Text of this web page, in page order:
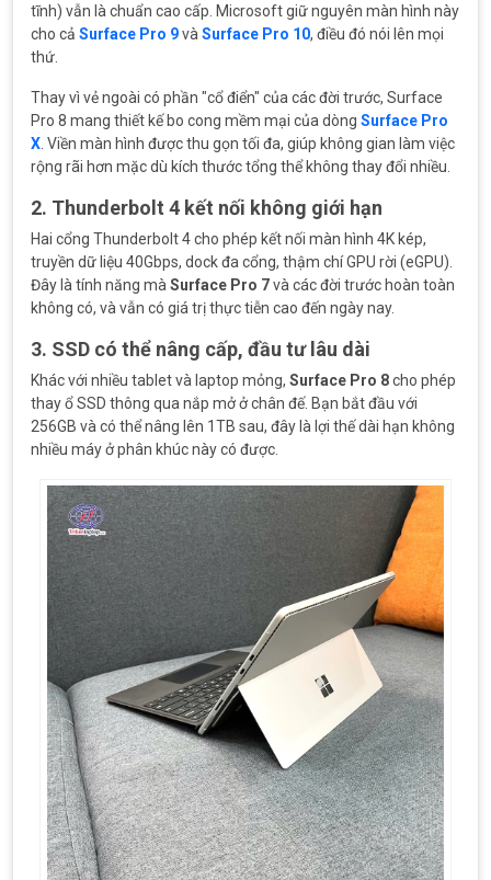
tĩnh) vẫn là chuẩn cao cấp. Microsoft giữ nguyên màn hình này
cho cả Surface Pro 9và Surface Pro 10, điều đó nói lên mọi
thứ.
Thay vì vẻ ngoài có phần "cổ điển" của các đời trước, Surface
Pro 8 mang thiết kế bo cong mềm mại của dòng Surface Pro
X . Viền màn hình được thu gọn tối đa, giúp không gian làm việc
rộng rãi hơn mặc dù kích thước tổng thể không thay đổi nhiều.
2. Thunderbolt 4 kết nối không giới hạn
Hai cổng Thunderbolt 4 cho phép kết nối màn hình 4K kép,
truyền dữ liệu 40Gbps, dock đa cổng, thậm chí GPU rời (eGPU).
Đây là tính năng mà Surface Pro 7và các đời trước hoàn toàn
không có, và vẫn có giá trị thực tiễn cao đến ngày nay.
3. SSD có thể nâng cấp, đầu tư lâu dài
Khác với nhiều tablet và laptop mỏng, Surface Pro 8cho phép
thay ổ SSD thông qua nắp mở ở chân đế. Bạn bắt đầu với
256GB và có thể nâng lên 1TB sau, đây là lợi thế dài hạn không
nhiều máy ở phân khúc này có được.